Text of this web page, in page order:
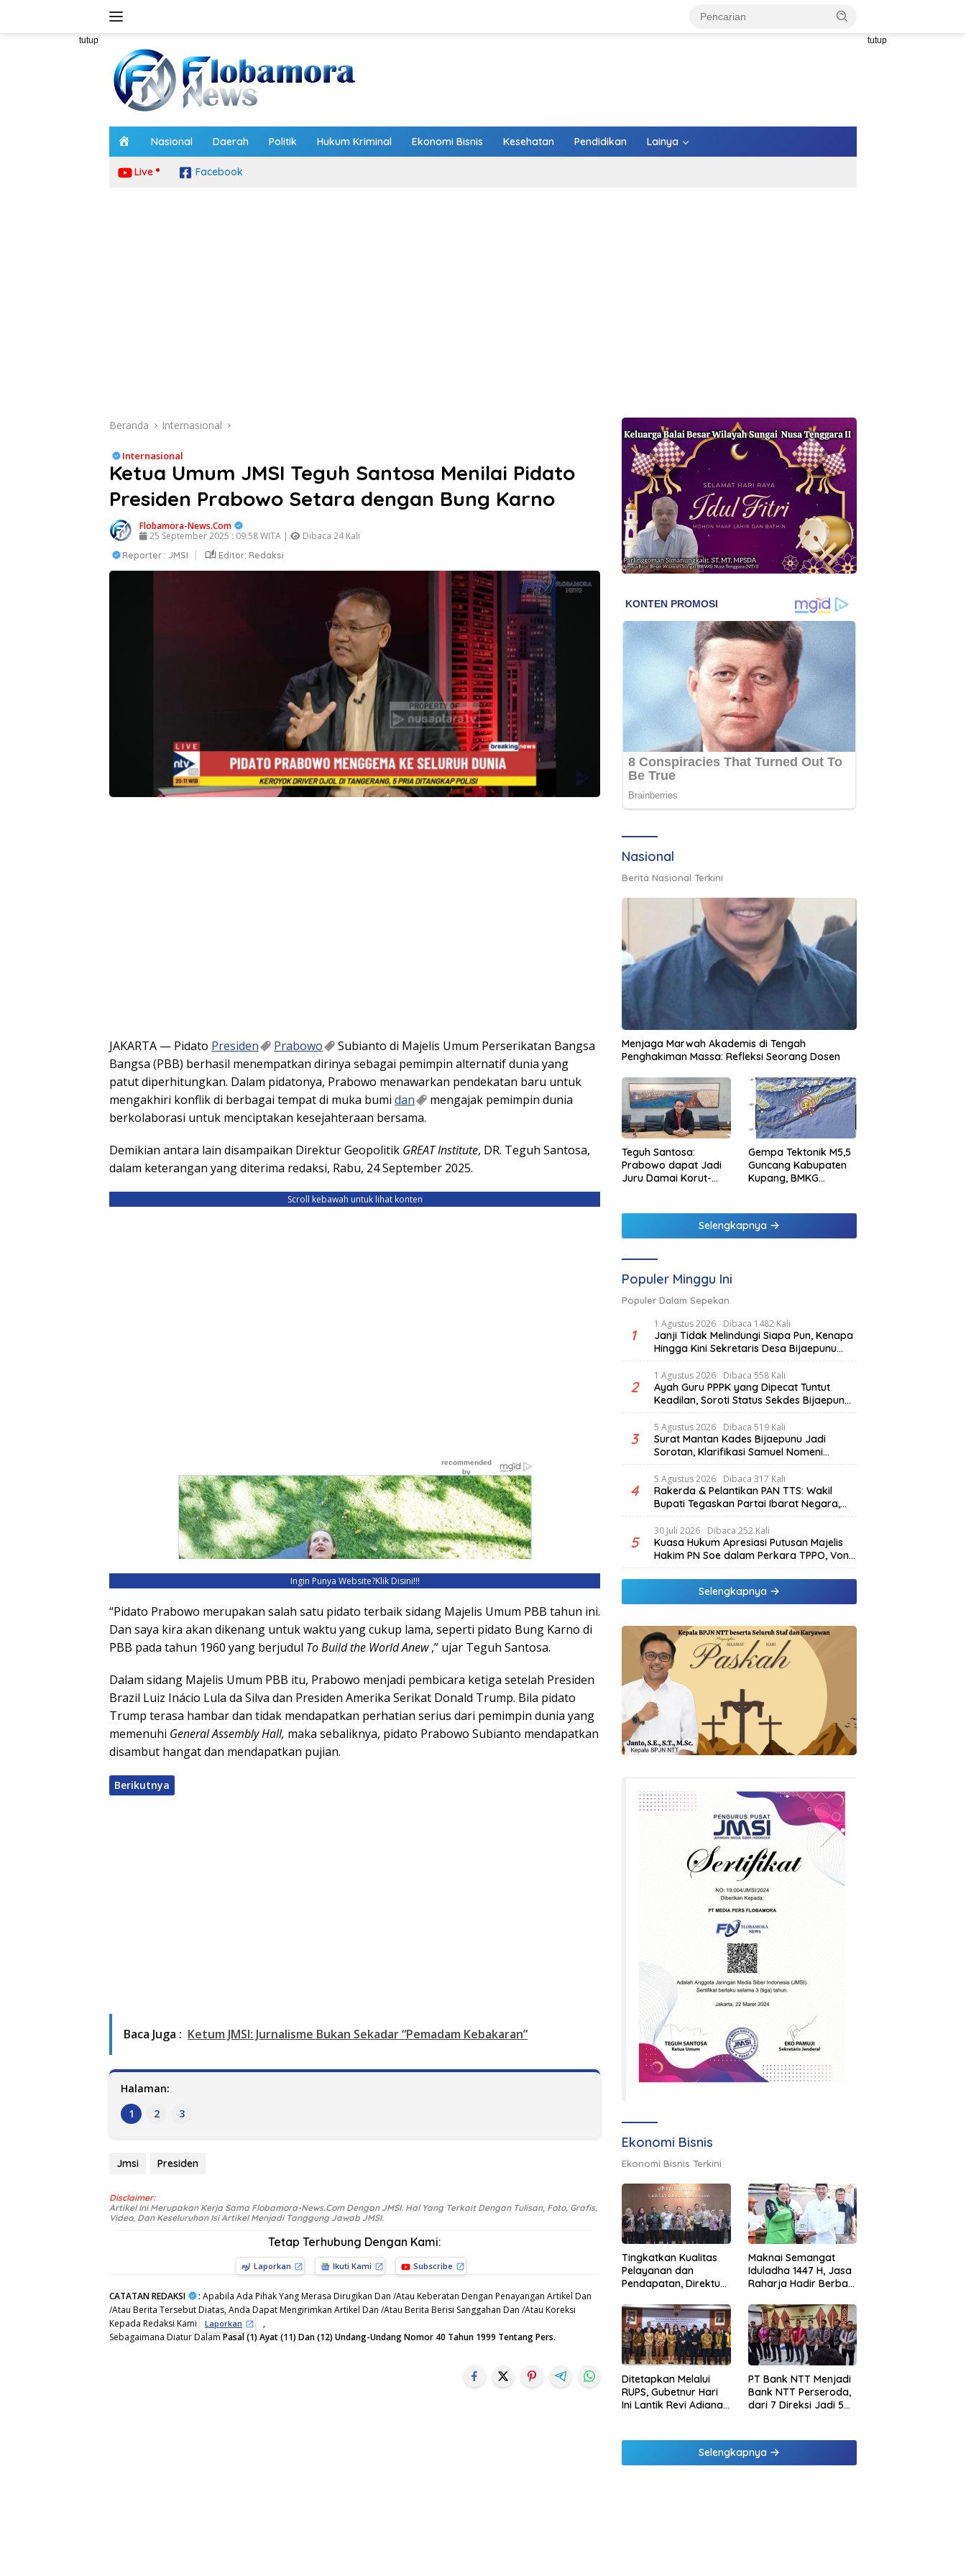
tutup tutup
o
m
e
Nasional Daerah Politik Hukum Kriminal Ekonomi Bisnis Kesehatan Pendidikan Lainya
Live Facebook
Beranda Internasional
Internasional
Ketua Umum JMSI Teguh Santosa Menilai Pidato
Presiden Prabowo Setara dengan Bung Karno
Flobamora-News.Com
25 September 2025 : 09:58 WITA |
Dibaca 24 Kali
Reporter : JMSI Editor: Redaksi
JAKARTA — Pidato Presiden Prabowo
Subianto di Majelis Umum Perserikatan Bangsa
Bangsa (PBB) berhasil menempatkan dirinya sebagai pemimpin alternatif dunia yang
patut diperhitungkan. Dalam pidatonya, Prabowo menawarkan pendekatan baru untuk
mengakhiri konflik di berbagai tempat di muka bumi dan
mengajak pemimpin dunia
berkolaborasi untuk menciptakan kesejahteraan bersama.
Demikian antara lain disampaikan Direktur Geopolitik GREAT Institute, DR. Teguh Santosa,
dalam keterangan yang diterima redaksi, Rabu, 24 September 2025.
Scroll kebawah untuk lihat konten
Ingin Punya Website?Klik Disini!!!
“Pidato Prabowo merupakan salah satu pidato terbaik sidang Majelis Umum PBB tahun ini.
Dan saya kira akan dikenang untuk waktu yang cukup lama, seperti pidato Bung Karno di
PBB pada tahun 1960 yang berjudul To Build the World Anew,” ujar Teguh Santosa.
Dalam sidang Majelis Umum PBB itu, Prabowo menjadi pembicara ketiga setelah Presiden
Brazil Luiz Inácio Lula da Silva dan Presiden Amerika Serikat Donald Trump. Bila pidato
Trump terasa hambar dan tidak mendapatkan perhatian serius dari pemimpin dunia yang
memenuhi General Assembly Hall, maka sebaliknya, pidato Prabowo Subianto mendapatkan
disambut hangat dan mendapatkan pujian.
Berikutnya
Baca Juga : Ketum JMSI: Jurnalisme Bukan Sekadar “Pemadam Kebakaran”
Halaman:
1
2 3
Jmsi Presiden
Disclaimer:
Artikel Ini Merupakan Kerja Sama Flobamora-News.Com Dengan JMSI. Hal Yang Terkait Dengan Tulisan, Foto, Grafis,
Video, Dan Keseluruhan Isi Artikel Menjadi Tanggung Jawab JMSI.
Tetap Terhubung Dengan Kami:
Laporkan Ikuti Kami Subscribe
CATATAN REDAKSI : Apabila Ada Pihak Yang Merasa Dirugikan Dan /Atau Keberatan Dengan Penayangan Artikel Dan
/Atau Berita Tersebut Diatas, Anda Dapat Mengirimkan Artikel Dan /Atau Berita Berisi Sanggahan Dan /Atau Koreksi
Kepada Redaksi Kami
Laporkan
,
Sebagaimana Diatur DalamPasal (1) Ayat (11) Dan (12) Undang-Undang Nomor 40 Tahun 1999 Tentang Pers.
Nasional
Berita Nasional Terkini
Menjaga Marwah Akademis di Tengah
Penghakiman Massa: Refleksi Seorang Dosen
Teguh Santosa:
Prabowo dapat Jadi
Juru Damai Korut-
Gempa Tektonik M5,5
Guncang Kabupaten
Kupang, BMKG
Selengkapnya
Populer Minggu Ini
Populer Dalam Sepekan
1
1 Agustus 2026 Dibaca 1482 Kali
Janji Tidak Melindungi Siapa Pun, Kenapa
Hingga Kini Sekretaris Desa Bijaepunu
Masih Aktif. Berikut penjelasan Ketua
Komisi I DPRD TTS.
2
1 Agustus 2026 Dibaca 558 Kali
Ayah Guru PPPK yang Dipecat Tuntut
Keadilan, Soroti Status Sekdes Bijaepunu
yang Masih Aktif Bekerja
3
5 Agustus 2026 Dibaca 519 Kali
Surat Mantan Kades Bijaepunu Jadi
Sorotan, Klarifikasi Samuel Nomeni
Berbeda dengan Isi Dokumen yang
Beredar
4
5 Agustus 2026 Dibaca 317 Kali
Rakerda & Pelantikan PAN TTS: Wakil
Bupati Tegaskan Partai Ibarat Negara,
SPK Buka Kabar Sawah 3.000 Hektar &
Larangan Politik Uang
5
30 Juli 2026 Dibaca 252 Kali
Kuasa Hukum Apresiasi Putusan Majelis
Hakim PN Soe dalam Perkara TPPO, Vonis
Klien Lebih Ringan dari Tuntutan JPU
Selengkapnya
Ekonomi Bisnis
Ekonomi Bisnis Terkini
Tingkatkan Kualitas
Pelayanan dan
Pendapatan, Direktur
Raharja Berikan
Pembinaan di
Lampung dan Tinjau
Samsat Rajabasa
Maknai Semangat
Iduladha 1447 H, Jasa
Raharja Hadir Berbagi
melalui Penyaluran
Paket Daging Kurban
Ditetapkan Melalui
RUPS, Gubetnur Hari
Ini Lantik Revi Adiana
PT Bank NTT Menjadi
Bank NTT Perseroda,
dari 7 Direksi Jadi 5
Komisaris
Selengkapnya